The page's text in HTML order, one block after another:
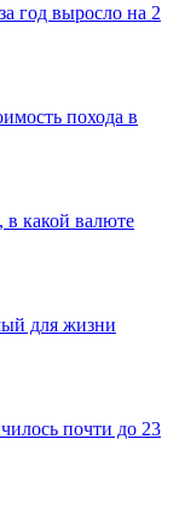
год выросло на 2
похода в
в какой валюте
для жизни
почти до 23